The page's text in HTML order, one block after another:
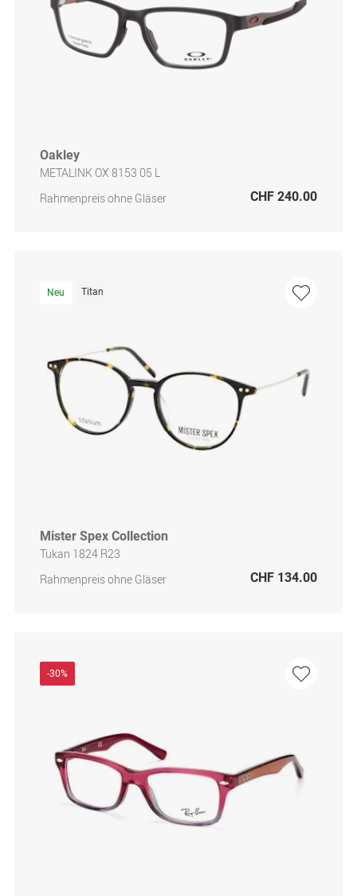
Oakley
METALINK OX 8153 05 L
Rahmenpreis ohne Gläser
CHF 240.00
Neu Titan
Mister Spex Collection
Tukan 1824 R23
Rahmenpreis ohne Gläser
CHF 134.00
-30%